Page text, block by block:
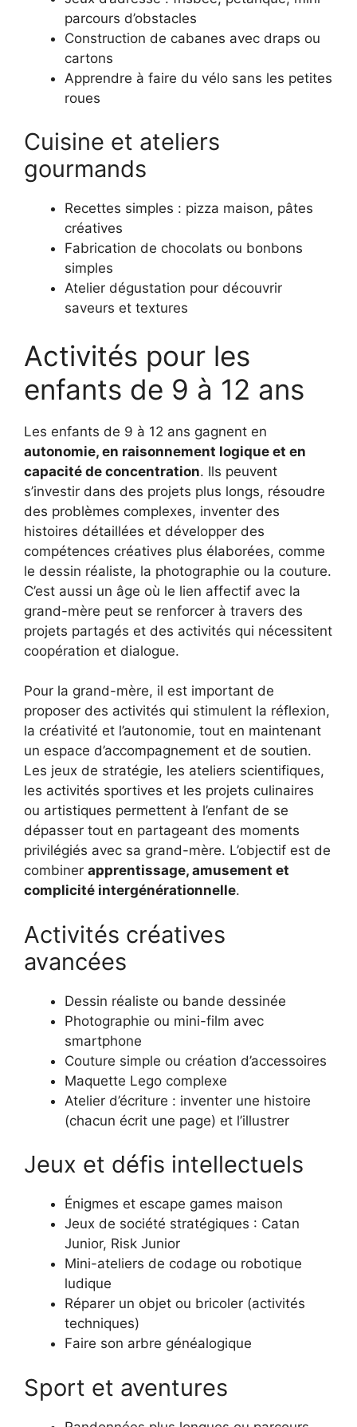
parcours d’obstacles
Construction de cabanes avec draps ou
cartons
Apprendre à faire du vélo sans les petites
roues
Cuisine et ateliers
gourmands
Recettes simples : pizza maison, pâtes
créatives
Fabrication de chocolats ou bonbons
simples
Atelier dégustation pour découvrir
saveurs et textures
Activités pour les
enfants de 9 à 12 ans
Les enfants de 9 à 12 ans gagnent en
autonomie, en raisonnement logique et en
capacité de concentration. Ils peuvent
s’investir dans des projets plus longs, résoudre
des problèmes complexes, inventer des
histoires détaillées et développer des
compétences créatives plus élaborées, comme
le dessin réaliste, la photographie ou la couture.
C’est aussi un âge où le lien affectif avec la
grand-mère peut se renforcer à travers des
projets partagés et des activités qui nécessitent
coopération et dialogue.
Pour la grand-mère, il est important de
proposer des activités qui stimulent la réflexion,
la créativité et l’autonomie, tout en maintenant
un espace d’accompagnement et de soutien.
Les jeux de stratégie, les ateliers scientifiques,
les activités sportives et les projets culinaires
ou artistiques permettent à l’enfant de se
dépasser tout en partageant des moments
privilégiés avec sa grand-mère. L’objectif est de
combiner apprentissage, amusement et
complicité intergénérationnelle.
Activités créatives
avancées
Dessin réaliste ou bande dessinée
Photographie ou mini-film avec
smartphone
Couture simple ou création d’accessoires
Maquette Lego complexe
Atelier d’écriture : inventer une histoire
(chacun écrit une page) et l’illustrer
Jeux et défis intellectuels
Énigmes et escape games maison
Jeux de société stratégiques : Catan
Junior, Risk Junior
Mini-ateliers de codage ou robotique
ludique
Réparer un objet ou bricoler (activités
techniques)
Faire son arbre généalogique
Sport et aventures